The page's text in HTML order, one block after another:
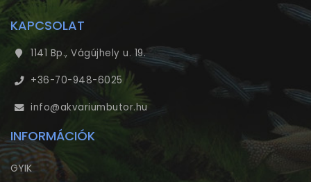
KAPCSOLAT
1141 Bp., Vágújhely u. 19.
+36-70-948-6025
info@akvariumbutor.hu
INFORMÁCIÓK
GYIK